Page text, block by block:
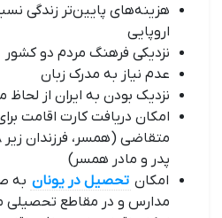
هزینه‌های پایین‌تر زندگی
اروپایی
نزدیکی فرهنگ مردم دو کشور
عدم نیاز به مدرک زبان
نزدیک بودن به ایران از لحاظ
امکان دریافت کارت اقامت
پدر و مادر همسر)
امکان تحصیل در یونان به
مدارس و در مقاطع تحصیلی